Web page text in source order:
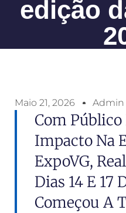
edição
Maio 21, 2026 Admin
Com Público
Impacto Na
ExpoVG,
Dias 14 E 17
Começou A